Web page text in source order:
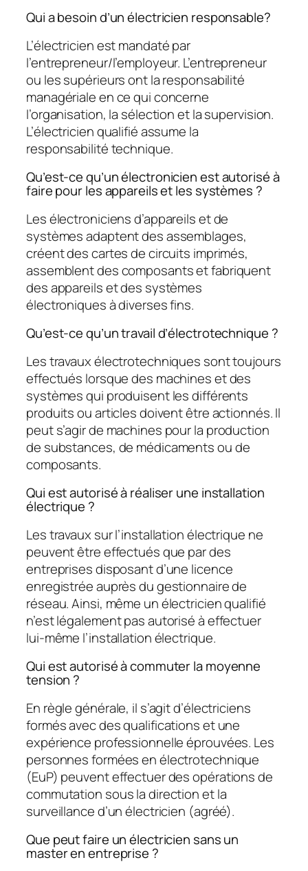
Qui a besoin d’un électricien responsable?
L’électricien est mandaté par
l’entrepreneur/l’employeur. L’entrepreneur
ou les supérieurs ont la responsabilité
managériale en ce qui concerne
l’organisation, la sélection et la supervision.
L’électricien qualifié assume la
responsabilité technique.
Qu’est-ce qu’un électronicien est autorisé à
faire pour les appareils et les systèmes ?
Les électroniciens d’appareils et de
systèmes adaptent des assemblages,
créent des cartes de circuits imprimés,
assemblent des composants et fabriquent
des appareils et des systèmes
électroniques à diverses fins.
Qu’est-ce qu’un travail d’électrotechnique ?
Les travaux électrotechniques sont toujours
effectués lorsque des machines et des
systèmes qui produisent les différents
produits ou articles doivent être actionnés. Il
peut s’agir de machines pour la production
de substances, de médicaments ou de
composants.
Qui est autorisé à réaliser une installation
électrique ?
Les travaux sur l’installation électrique ne
peuvent être effectués que par des
entreprises disposant d’une licence
enregistrée auprès du gestionnaire de
réseau. Ainsi, même un électricien qualifié
n’est légalement pas autorisé à effectuer
lui-même l’installation électrique.
Qui est autorisé à commuter la moyenne
tension ?
En règle générale, il s’agit d’électriciens
formés avec des qualifications et une
expérience professionnelle éprouvées. Les
personnes formées en électrotechnique
(EuP) peuvent effectuer des opérations de
commutation sous la direction et la
surveillance d’un électricien (agréé).
Que peut faire un électricien sans un
master en entreprise ?